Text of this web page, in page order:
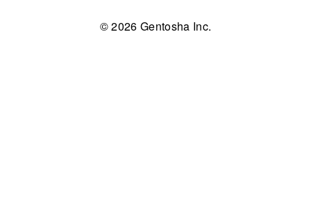
© 2026 Gentosha Inc.